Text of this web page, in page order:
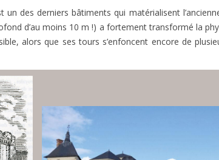
des derniers bâtiments qui matérialisent
d’au moins 10 m !) a fortement transformé la
alors que ses tours s’enfoncent encore de